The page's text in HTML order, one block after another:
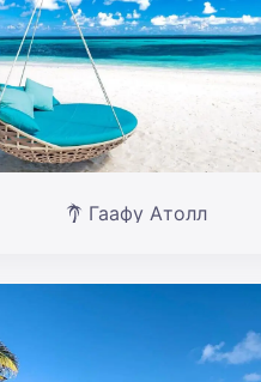
Гаафу Атолл